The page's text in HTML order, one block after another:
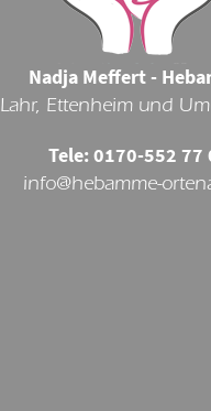
Nadja Meffert -
Lahr, Ettenheim und
Tele: 0170-552 77
info@hebamme-